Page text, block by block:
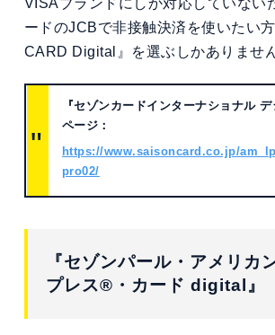
VISAブランドにしか対応していない
ードのJCBで非接触決済を使いたい
CARD Digital』を選ぶしかありません
『セゾンカードインターナショナル
ページ：
https://www.saisoncard.co.jp/
pro02/
『セゾンパール・アメリカ
プレス®・カード digital』